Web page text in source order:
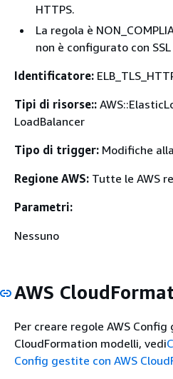
HTTPS.
La regola è
non è configurato con SSL
Identificatore:
Tipi di risorse::
LoadBalancer
Tipo di trigger: Modifiche
Regione AWS: Tutte le AWS
Parametri:
Nessuno
AWS
Per creare regole AWS Config
CloudFormation modelli, vedi
Config gestite con AWS